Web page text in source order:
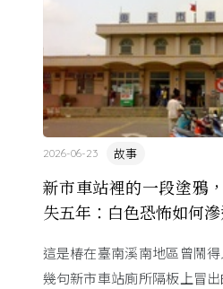
新市車站裡的一段塗鴉
失五年：白色恐怖如何
故事
2026-06-23
這是椿在臺南溪南地區曾鬧
幾句新市車站廁所隔板上冒出